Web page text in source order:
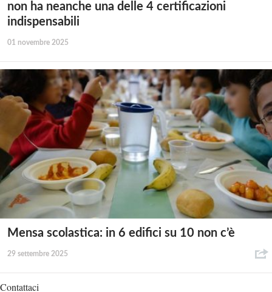
non ha neanche una delle 4 certificazioni
indispensabili
01 novembre 2025
Mensa scolastica: in 6 edifici su 10 non c’è
29 settembre 2025
Contattaci